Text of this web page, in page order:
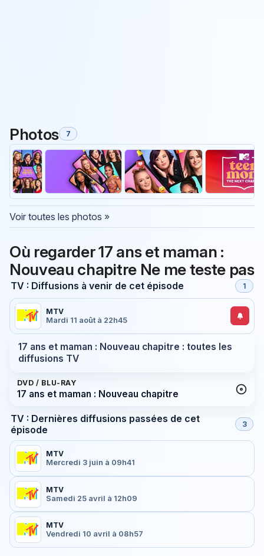
Photos 7
Voir toutes les photos »
Où regarder 17 ans et maman :
Nouveau chapitre Ne me teste pas
TV : Diffusions à venir de cet épisode 1
MTV
Mardi 11 août à 22h45
17 ans et maman : Nouveau chapitre : toutes les
diffusions TV
DVD / BLU-RAY
17 ans et maman : Nouveau chapitre
TV : Dernières diffusions passées de cet
épisode
3
MTV
Mercredi 3 juin à 09h41
MTV
Samedi 25 avril à 12h09
MTV
Vendredi 10 avril à 08h57